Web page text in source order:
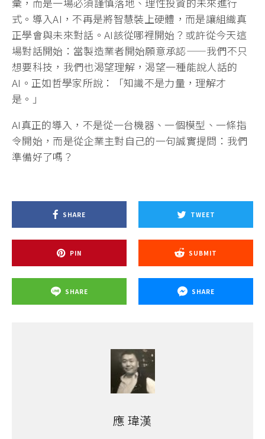
式。導入AI，不再是將智慧裝上硬體，而是讓組織真
正學會與未來對話。AI該從哪裡開始？或許從今天這
場對話開始：當製造業者開始願意承認——我們不只
想要科技，我們也渴望理解，渴望一種能說人話的
AI。正如哲學家所說：「知識不是力量，理解才
是。」
AI真正的導入，不是從一台機器、一個模型、一條指
令開始，而是從企業主對自己的一句誠實提問：我們
準備好了嗎？
SHARE TWEET
PIN SUBMIT
SHARE SHARE
應 瑋漢